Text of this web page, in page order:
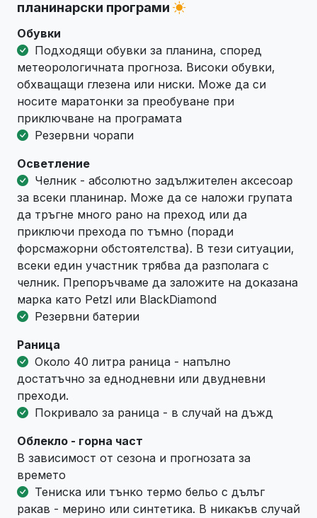
планинарски програми
Обувки
Подходящи обувки за планина, според
метеорологичната прогноза. Високи обувки,
обхващащи глезена или ниски. Може да си
носите маратонки за преобуване при
приключване на програмата
Резервни чорапи
Осветление
Челник - абсолютно задължителен аксесоар
за всеки планинар. Може да се наложи групата
да тръгне много рано на преход или да
приключи прехода по тъмно (поради
форсмажорни обстоятелства). В тези ситуации,
всеки един участник трябва да разполага с
челник. Препоръчваме да заложите на доказана
марка като Petzl или BlackDiamond
Резервни батерии
Раница
Около 40 литра раница - напълно
достатъчно за еднодневни или двудневни
преходи.
Покривало за раница - в случай на дъжд
Облекло - горна част
В зависимост от сезона и прогнозата за
времето
Тениска или тънко термо бельо с дълъг
ракав - мерино или синтетика. В никакъв случай